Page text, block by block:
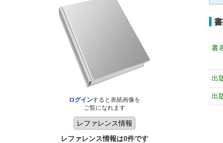
ログインすると表紙画像を
ご覧になれます
レファレンス情報は0件です
書
出
出